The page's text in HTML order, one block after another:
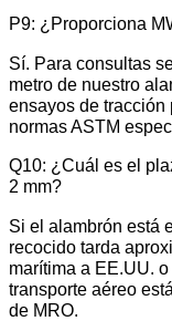
P9: ¿Proporciona
Sí. Para consultas
metro de nuestro
ensayos de tracción
normas ASTM
Q10: ¿Cuál es el
2 mm?
Si el alambrón está
recocido tarda
marítima a EE.UU.
transporte aéreo
de MRO.